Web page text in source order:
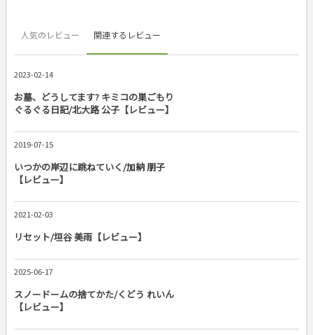
人気のレビュー 関連するレビュー
2023-02-14
お墓、どうしてます? キミコの巣ごもり
ぐるぐる日記/北大路 公子【レビュー】
2019-07-15
いつかの岸辺に跳ねていく/加納 朋子
【レビュー】
2021-02-03
リセット/垣谷 美雨【レビュー】
2025-06-17
スノードームの捨てかた/くどう れいん
【レビュー】